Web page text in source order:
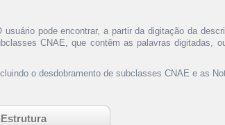
pode encontrar, a partir da digitação da
CNAE, que contêm as palavras digitadas,
o desdobramento de subclasses CNAE e as
Estrutura